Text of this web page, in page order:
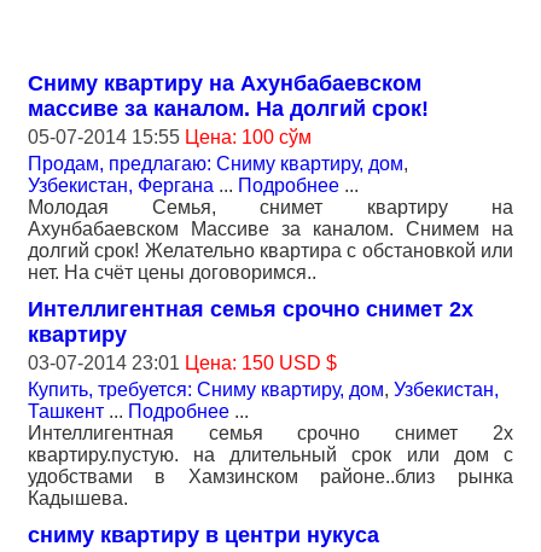
Сниму квартиру на Ахунбабаевском
массиве за каналом. На долгий срок!
05-07-2014 15:55 Цена: 100 сўм
Продам, предлагаю: Сниму квартиру, дом,
Узбекистан, Фергана ... Подробнее ...
Молодая Семья, снимет квартиру на
Ахунбабаевском Массиве за каналом. Снимем на
долгий срок! Желательно квартира с обстановкой или
нет. На счёт цены договоримся..
Интеллигентная семья срочно снимет 2х
квартиру
03-07-2014 23:01 Цена: 150 USD $
Купить, требуется: Сниму квартиру, дом, Узбекистан,
Ташкент ... Подробнее ...
Интеллигентная семья срочно снимет 2х
квартиру.пустую. на длительный срок или дом с
удобствами в Хамзинском районе..близ рынка
Кадышева.
сниму квартиру в центри нукуса